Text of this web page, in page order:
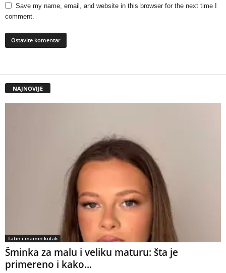
Save my name, email, and website in this browser for the next time I
comment.
NAJNOVIJE
Tatin i mamin kutak
Šminka za malu i veliku maturu: šta je
primereno i kako...